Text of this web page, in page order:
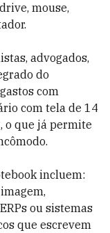
mouse,
advogados,
do
com
com tela de 14
o que já permite
incluem:
ou sistemas
que escrevem